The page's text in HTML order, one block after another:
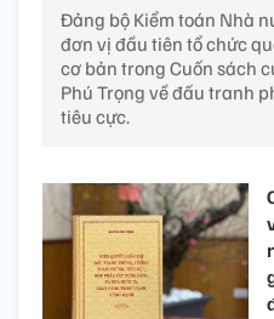
Đảng bộ Kiểm toán Nhà
đơn vị đầu tiên tổ chức
cơ bản trong Cuốn sách
Phú Trọng về đấu tranh
tiêu cực.